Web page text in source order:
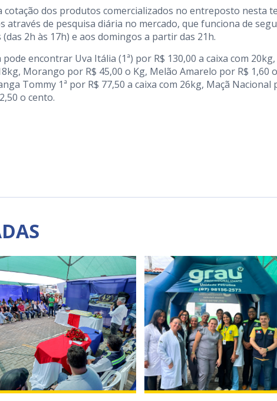
dos produtos comercializados no entreposto nesta
através de pesquisa diária no mercado, que funciona de
2h às 17h) e aos domingos a partir das 21h.
encontrar Uva Itália (1ª) por R$ 130,00 a caixa com 20kg,
Morango por R$ 45,00 o Kg, Melão Amarelo por R$ 1,60
Tommy 1ª por R$ 77,50 a caixa com 26kg, Maçã Nacional
o cento.